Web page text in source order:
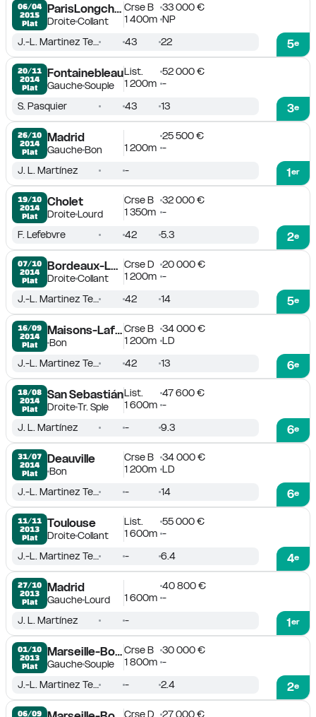
06/04
2015
Plat
ParisLongchamp
DroiteCollant
Crse B
33 000 €
1 400m NP
5e
J.-L. Martinez Tejera 43 22
20/11
2014
Plat
Fontainebleau
GaucheSouple
List.
52 000 €
1 200m -
3e
S. Pasquier 43 13
26/10
2014
Plat
Madrid
GaucheBon
25 500 €
1 200m -
1er
J. L. Martínez -
19/10
2014
Plat
Cholet
DroiteLourd
Crse B
32 000 €
1 350m -
2e
F. Lefebvre 42 5.3
07/10
2014
Plat
Bordeaux-Le Bouscat
DroiteCollant
Crse D
20 000 €
1 200m -
5e
J.-L. Martinez Tejera 42 14
16/09
2014
Plat
Maisons-Laffitte
Bon
Crse B
34 000 €
1 200m LD
6e
J.-L. Martinez Tejera 42 13
18/08
2014
Plat
San Sebastián
DroiteTr. Sple
List.
47 600 €
1 600m -
6e
J. L. Martínez - 9.3
31/07
2014
Plat
Deauville
Bon
Crse B
34 000 €
1 200m LD
6e
J.-L. Martinez Tejera - 14
11/11
2013
Plat
Toulouse
DroiteCollant
List.
55 000 €
1 600m -
4e
J.-L. Martinez Tejera - 6.4
27/10
2013
Plat
Madrid
GaucheLourd
40 800 €
1 600m -
1er
J. L. Martínez -
01/10
2013
Plat
Marseille-Borély
GaucheSouple
Crse B
30 000 €
1 800m -
2e
J.-L. Martinez Tejera - 2.4
06/09